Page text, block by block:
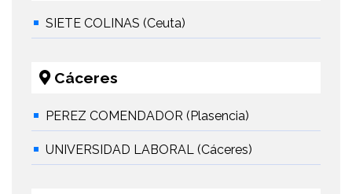
SIETE COLINAS (Ceuta)
Cáceres
PEREZ COMENDADOR (Plasencia)
UNIVERSIDAD LABORAL (Cáceres)